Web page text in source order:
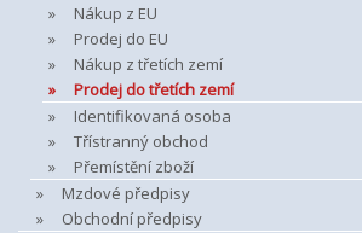
Nákup z EU
Prodej do EU
Nákup z třetích zemí
Prodej do třetích zemí
Identifikovaná osoba
Třístranný obchod
Přemístění zboží
Mzdové předpisy
Obchodní předpisy